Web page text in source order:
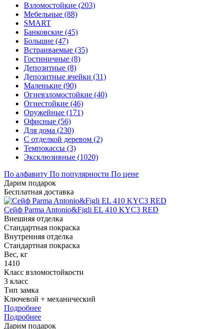
Взломостойкие (203)
Мебельные (88)
SMART
Банковские (45)
Большие (47)
Встраиваемые (35)
Гостиничные (8)
Депозитные (8)
Депозитные ячейки (31)
Маленькие (90)
Огневзломостойкие (40)
Огнестойкие (46)
Оружейные (171)
Офисные (56)
Для дома (230)
С отделкой деревом (2)
Темпокассы (3)
Эксклюзивные (1020)
По алфавиту По популярности По цене
Дарим подарок
Бесплатная доставка
Сейф Parma Antonio&Figli EL 410 KYC3 RED
Внешняя отделка
Стандартная покраска
Внутренняя отделка
Стандартная покраска
Вес, кг
1410
Класс взломостойкости
3 класс
Тип замка
Ключевой + механический
Подробнее
Подробнее
Дарим подарок